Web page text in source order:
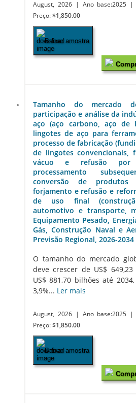
August, 2026 | Ano base:2025 |
Preço: $1,850.00
Baixar amostra
Tamanho do mercado
participação e análise da
aço (aço carbono, aço de
lingotes de aço para
processo de fabricação
de lingotes convencionais,
vácuo e refusão por
processamento
conversão de
forjamento e refusão e
de uso final
automotivo e transporte,
Equipamento Pesado,
Gás, Construção Naval e
Previsão Regional, 2026-2034
O tamanho do mercado
deve crescer de US$
US$ 881,70 bilhões até
3,9%... Ler mais
August, 2026 | Ano base:2025 |
Preço: $1,850.00
Baixar amostra